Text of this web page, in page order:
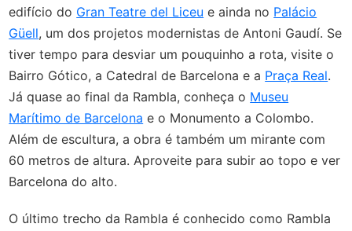
edifício do Gran Teatre del Liceu e ainda no Palácio
Güell, um dos projetos modernistas de Antoni Gaudí. Se
tiver tempo para desviar um pouquinho a rota, visite o
Bairro Gótico, a Catedral de Barcelona e a Praça Real.
Já quase ao final da Rambla, conheça o Museu
Marítimo de Barcelona e o Monumento a Colombo.
Além de escultura, a obra é também um mirante com
60 metros de altura. Aproveite para subir ao topo e ver
Barcelona do alto.
O último trecho da Rambla é conhecido como Rambla